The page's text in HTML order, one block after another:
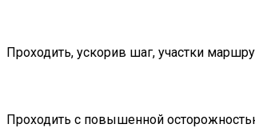
Проходить, ускорив шаг, участки
Проходить с повышенной